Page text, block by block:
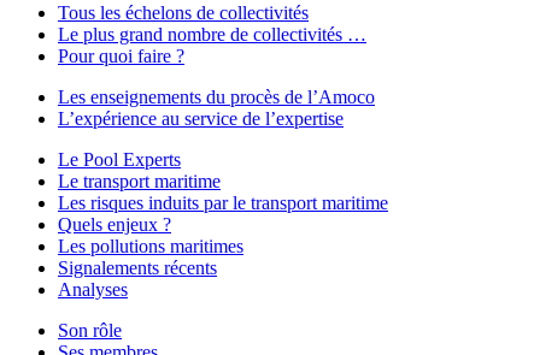
Tous les échelons de collectivités
Le plus grand nombre de collectivités …
Pour quoi faire ?
Les enseignements du procès de l’Amoco
L’expérience au service de l’expertise
Le Pool Experts
Le transport maritime
Les risques induits par le transport maritime
Quels enjeux ?
Les pollutions maritimes
Signalements récents
Analyses
Son rôle